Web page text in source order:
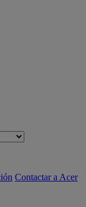
Contactar a Acer